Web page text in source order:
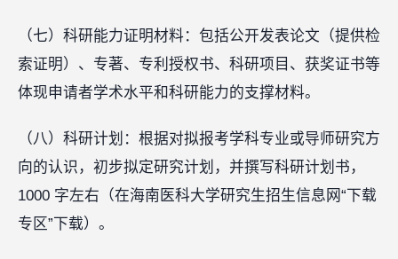
（七）科研能力证明材料：包括公开发表论文（提供检
索证明）、专著、专利授权书、科研项目、获奖证书等
体现申请者学术水平和科研能力的支撑材料。
（八）科研计划：根据对拟报考学科专业或导师研究方
向的认识，初步拟定研究计划，并撰写科研计划书，
1000 字左右（在海南医科大学研究生招生信息网“下载
专区”下载）。